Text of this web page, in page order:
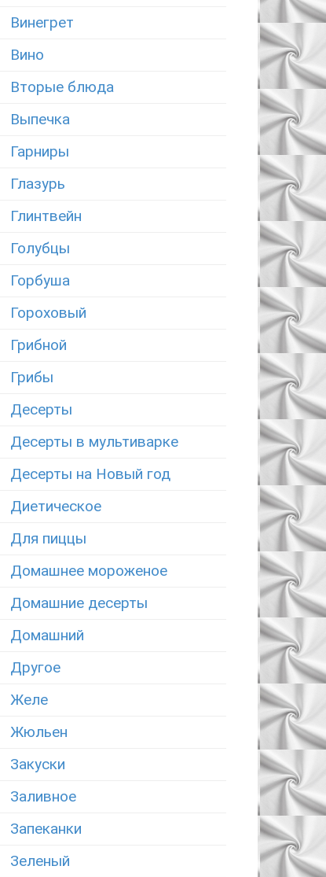
Винегрет
Вино
Вторые блюда
Выпечка
Гарниры
Глазурь
Глинтвейн
Голубцы
Горбуша
Гороховый
Грибной
Грибы
Десерты
Десерты в мультиварке
Десерты на Новый год
Диетическое
Для пиццы
Домашнее мороженое
Домашние десерты
Домашний
Другое
Желе
Жюльен
Закуски
Заливное
Запеканки
Зеленый